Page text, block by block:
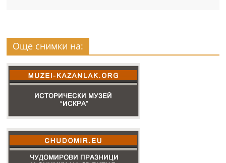
Още снимки на: